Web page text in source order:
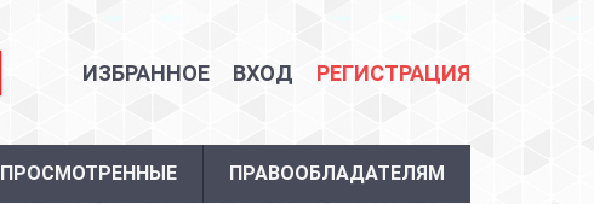
ИЗБРАННОЕ ВХОД РЕГИСТРАЦИЯ
ПРОСМОТРЕННЫЕ ПРАВООБЛАДАТЕЛЯМ